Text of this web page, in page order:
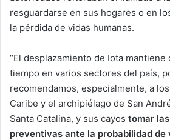
resguardarse en sus hogares o en
la pérdida de vidas humanas.
“El desplazamiento de Iota
tiempo en varios sectores del país,
recomendamos, especialmente, a
Caribe y el archipiélago de San
Santa Catalina, y sus cayos tomar
preventivas ante la probabilidad de